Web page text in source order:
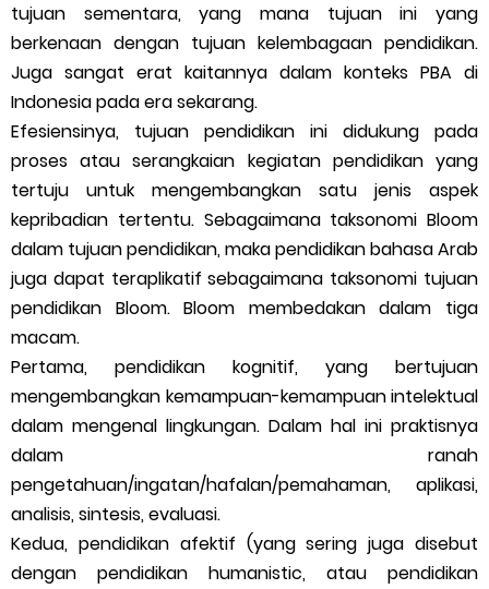
tujuan sementara, yang mana tujuan ini yang
berkenaan dengan tujuan kelembagaan pendidikan.
Juga sangat erat kaitannya dalam konteks PBA di
Indonesia pada era sekarang.
Efesiensinya, tujuan pendidikan ini didukung pada
proses atau serangkaian kegiatan pendidikan yang
tertuju untuk mengembangkan satu jenis aspek
kepribadian tertentu. Sebagaimana taksonomi Bloom
dalam tujuan pendidikan, maka pendidikan bahasa Arab
juga dapat teraplikatif sebagaimana taksonomi tujuan
pendidikan Bloom. Bloom membedakan dalam tiga
macam.
Pertama, pendidikan kognitif, yang bertujuan
mengembangkan kemampuan-kemampuan intelektual
dalam mengenal lingkungan. Dalam hal ini praktisnya
dalam ranah
pengetahuan/ingatan/hafalan/pemahaman, aplikasi,
analisis, sintesis, evaluasi.
Kedua, pendidikan afektif (yang sering juga disebut
dengan pendidikan humanistic, atau pendidikan